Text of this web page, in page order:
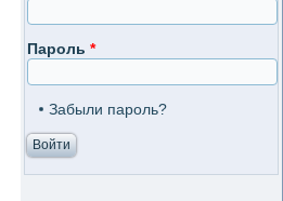
Пароль *
Забыли пароль?